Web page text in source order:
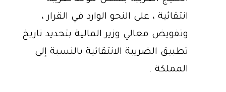
انتقائية ، على النحو الوارد في القرار ،
وتفويض معالي وزير المالية بتحديد تاريخ
تطبيق الضريبة الانتقائية بالنسبة إلى
المملكة .